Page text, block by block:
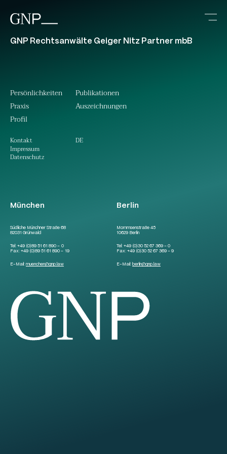
GNP Rechtsanwälte Geiger Nitz Partner mbB
München
Südliche Münchner Straße 68
82031 Grünwald
Tel:+49 (0)89 51 61 890 – 0
Fax:+49 (0)89 51 61 890 – 19
E-Mail:muenchen@gnp.law
Berlin
Mommsenstraße 45
10629 Berlin
Tel: +49 (0)30 52 67 369 – 0
Fax: +49 (0)30 52 67 369 – 9
E-Mail: berlin@gnp.law
Persönlichkeiten
Praxis
Profil
Kontakt
Impressum
Datenschutz
Publikationen
Auszeichnungen
DE